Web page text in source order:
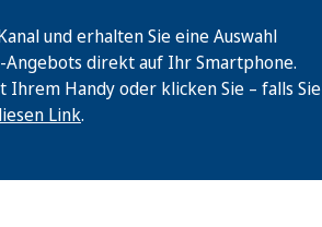
und erhalten Sie eine Auswahl
direkt auf Ihr Smartphone.
Ihrem Handy oder klicken Sie – falls Sie
Link.